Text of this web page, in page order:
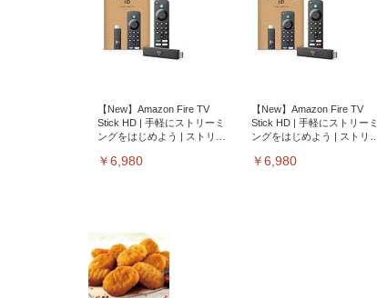
【New】Amazon Fire TV
Stick HD | 手軽にストリーミ
ングをはじめよう | ストリー
￥6,980
【New】Amazon Fire TV
Stick HD | 手軽にストリーミ
ングをはじめよう | ストリー
￥6,980